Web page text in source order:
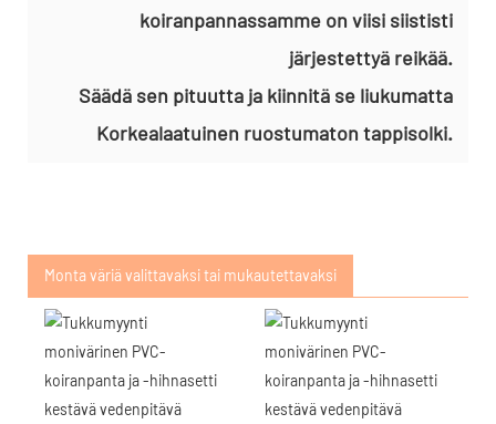
koiranpannassamme on viisi siististi
järjestettyä reikää.
Säädä sen pituutta ja kiinnitä se liukumatta
Korkealaatuinen ruostumaton tappisolki.
Monta väriä valittavaksi tai mukautettavaksi